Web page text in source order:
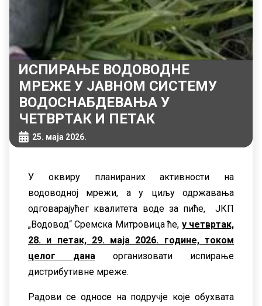
ИСПИРАЊЕ ВОДОВОДНЕ
МРЕЖЕ У ЈАВНОМ СИСТЕМУ
ВОДОСНАБДЕВАЊА У
ЧЕТВРТАК И ПЕТАК
25. маја 2026.
У оквиру планираних активности на
водоводној мрежи, а у циљу одржавања
одговарајућег квалитета воде за пиће, ЈКП
„Водовод“ Сремска Митровицa ће, у четвртак,
28. и петак, 29. маја 2026. године, током
целог дана организовати испирање
дистрибутивне мреже.
Радови се односе на подручјe које обухвата